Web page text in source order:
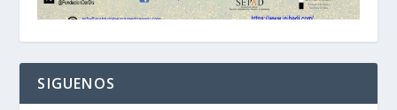
SIGUENOS